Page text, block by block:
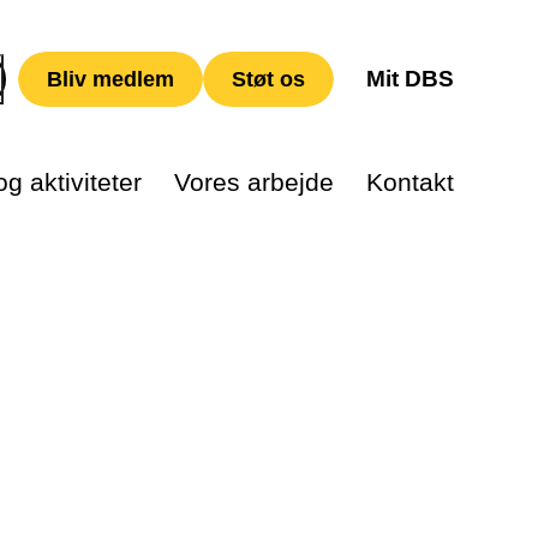
Bliv medlem Støt os Mit DBS
aktiviteter Vores arbejde Kontakt